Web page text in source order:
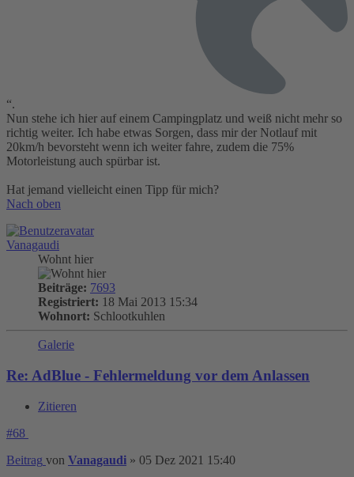
“.
Nun stehe ich hier auf einem Campingplatz und weiß nicht mehr so
richtig weiter. Ich habe etwas Sorgen, dass mir der Notlauf mit
20km/h bevorsteht wenn ich weiter fahre, zudem die 75%
Motorleistung auch spürbar ist.
Hat jemand vielleicht einen Tipp für mich?
Nach oben
Vanagaudi
Wohnt hier
Beiträge: 7693
Registriert: 18 Mai 2013 15:34
Wohnort: Schlootkuhlen
Galerie
Re: AdBlue - Fehlermeldung vor dem Anlassen
Zitieren
#68
Beitrag von Vanagaudi » 05 Dez 2021 15:40